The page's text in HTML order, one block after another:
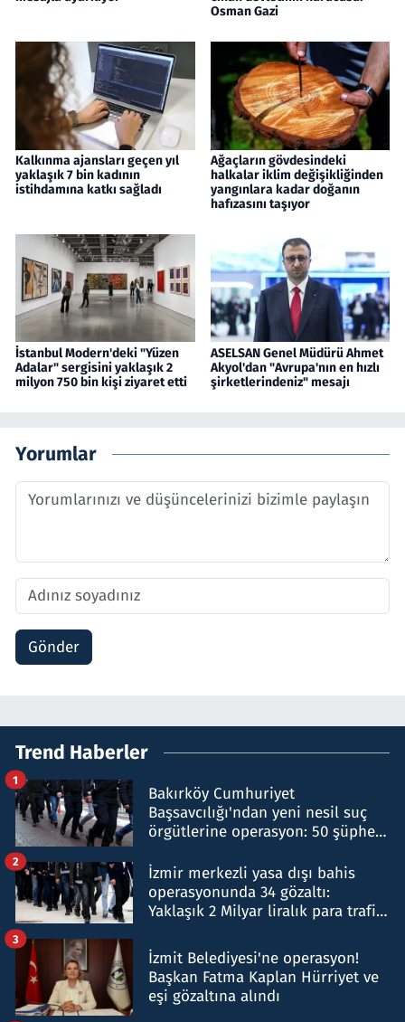
Osman Gazi
Kalkınma ajansları geçen yıl
yaklaşık 7 bin kadının
istihdamına katkı sağladı
Ağaçların gövdesindeki
halkalar iklim değişikliğinden
yangınlara kadar doğanın
hafızasını taşıyor
İstanbul Modern'deki "Yüzen
Adalar" sergisini yaklaşık 2
milyon 750 bin kişi ziyaret etti
ASELSAN Genel Müdürü Ahmet
Akyol'dan "Avrupa'nın en hızlı
şirketlerindeniz" mesajı
Yorumlar
Gönder
Trend Haberler
Bakırköy Cumhuriyet
Başsavcılığı'ndan yeni nesil suç
örgütlerine operasyon: 50 şüpheli
1
İzmir merkezli yasa dışı bahis
operasyonunda 34 gözaltı:
Yaklaşık 2 Milyar liralık para trafiği
2
İzmit Belediyesi'ne operasyon!
Başkan Fatma Kaplan Hürriyet ve
eşi gözaltına alındı
3